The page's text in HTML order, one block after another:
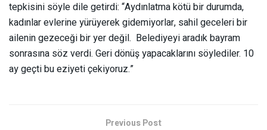
tepkisini söyle dile getirdi: “Aydınlatma kötü bir durumda,
kadınlar evlerine yürüyerek gidemiyorlar, sahil geceleri bir
ailenin gezeceği bir yer değil. Belediyeyi aradık bayram
sonrasına söz verdi. Geri dönüş yapacaklarını söylediler. 10
ay geçti bu eziyeti çekiyoruz.”
Previous Post